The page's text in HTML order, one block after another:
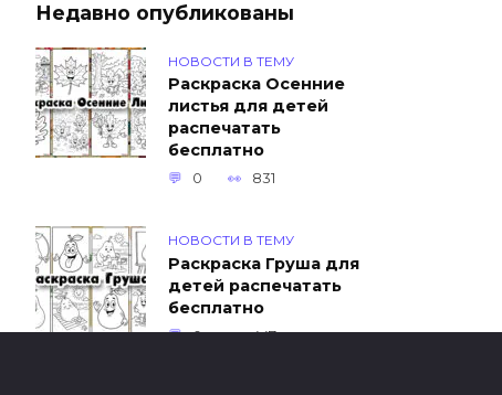
Недавно опубликованы
НОВОСТИ В ТЕМУ
Раскраска Осенние
листья для детей
распечатать
бесплатно
0 831
НОВОСТИ В ТЕМУ
Раскраска Груша для
детей распечатать
бесплатно
0 447